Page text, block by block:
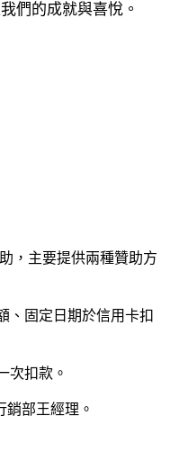
們的成就與喜悅。
，主要提供兩種贊助方
、固定日期於信用卡扣
次扣款。
銷部王經理。